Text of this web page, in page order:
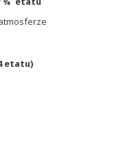
etatu)